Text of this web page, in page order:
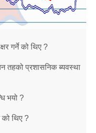
गर्ने को थिए ?
तहको प्रशासनिक ब्यवस्था
भयो ?
को थिए ?